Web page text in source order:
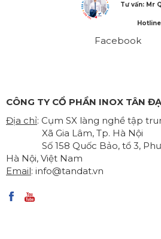
Tư vấn: Mr
Hotline
Facebook
CÔNG TY CỔ PHẦN INOX TÂN
Địa chỉ: Cụm SX làng nghề tập
Xã Gia Lâm, Tp. Hà Nội
Số 158 Quốc Bảo, tổ 3,
Hà Nội, Việt Nam
Email: info@tandat.vn